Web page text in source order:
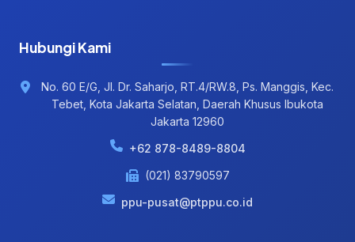
Hubungi Kami
No. 60 E/G, Jl. Dr. Saharjo, RT.4/RW.8, Ps. Manggis, Kec.
Tebet, Kota Jakarta Selatan, Daerah Khusus Ibukota
Jakarta 12960
+62 878-8489-8804
(021) 83790597
ppu-pusat@ptppu.co.id